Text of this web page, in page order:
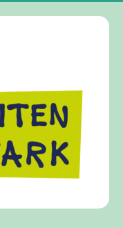
frieden-fragen.de
Kinder, Eltern und
Fragen von Krieg
Gewalt informiert
diesem
fragen.de bietet
und Frieden, Streit